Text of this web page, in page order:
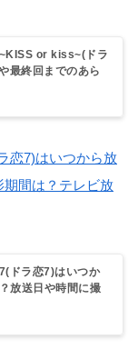
or kiss~(ドラ
最終回までのあら
や考察！【2021最
恋7)はいつから放
間は？テレビ放
ドラ恋7)はいつか
放送日や時間に撮
る？【2021最新シ